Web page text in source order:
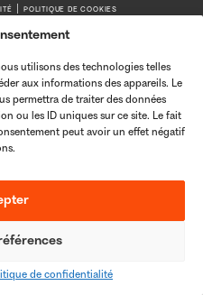
utilisons des technologies telles
aux informations des appareils. Le
permettra de traiter des données
ou les ID uniques sur ce site. Le fait
peut avoir un effet négatif
de confidentialité
POLITIQUE DE COOKIES